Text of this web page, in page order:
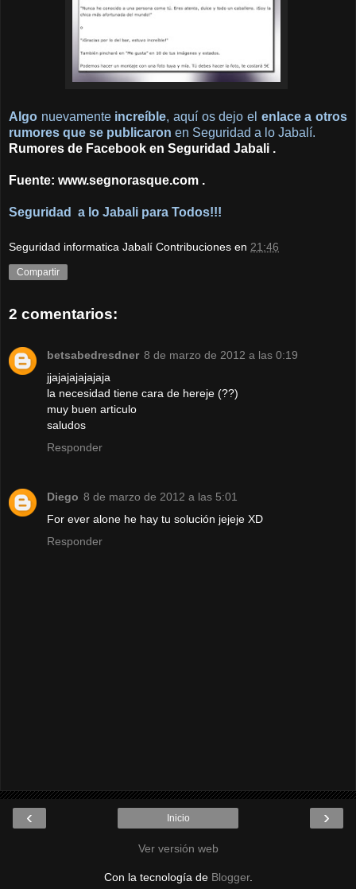
Algo nuevamenteincreíble, aquí os dejo el enlace a otros
rumores que se publicaron en Seguridad a lo Jabalí.
Rumores de Facebook en Seguridad Jabali .
Fuente: www.segnorasque.com .
Seguridad a lo Jabali para Todos!!!
Seguridad informatica Jabalí Contribuciones en 21:46
Compartir
2 comentarios:
betsabedresdner 8 de marzo de 2012 a las 0:19
jjajajajajajaja
la necesidad tiene cara de hereje (??)
muy buen articulo
saludos
Responder
Diego 8 de marzo de 2012 a las 5:01
For ever alone he hay tu solución jejeje XD
Responder
‹ ›
Inicio
Ver versión web
Con la tecnología de Blogger.